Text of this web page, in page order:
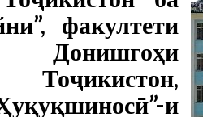
факултети
Донишгоҳи
и